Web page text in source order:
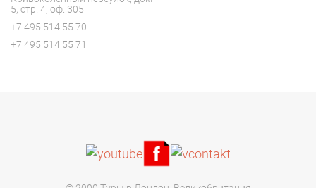
5, стр. 4, оф. 305
+7 495 514 55 70
+7 495 514 55 71